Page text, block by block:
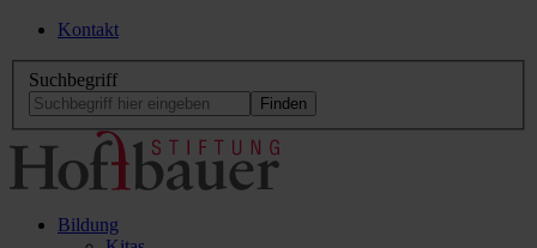
Kontakt
Suchbegriff
Bildung